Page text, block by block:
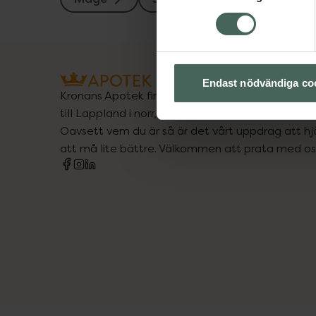
Endast nödvändiga
Kronans Apotek finns här för dig. Du hittar oss
till Lappland i norr, och online i mobilen och på
Oavsett vem du är så är det vårt uppdrag att
att må lite bättre. Välkommen att prata med